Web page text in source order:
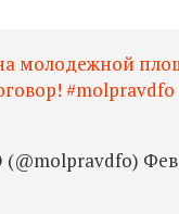
молодежной
#molpravdfo
Фев